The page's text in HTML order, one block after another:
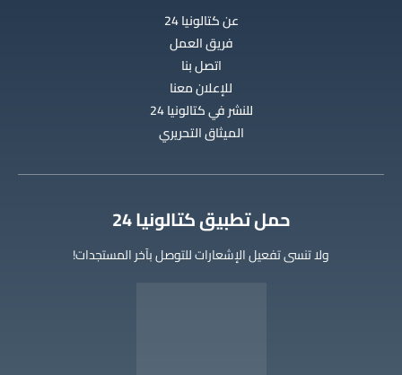
عن كتالونيا 24
فريق العمل
اتصل بنا
للإعلان معنا
للنشر في كتالونيا 24
الميثاق التحريري
‫حمل تطبيق كتالونيا 24
ولا تنسى تفعيل الإشعارات للتوصل بآخر المستجدات!